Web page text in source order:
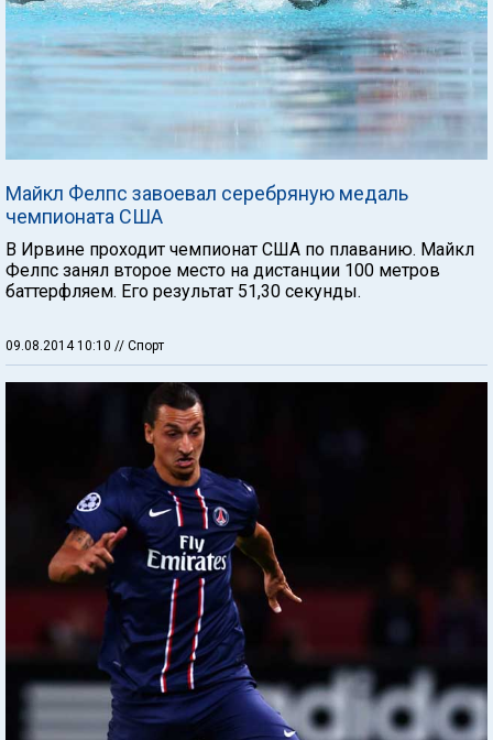
Майкл Фелпс завоевал серебряную медаль
чемпионата США
В Ирвине проходит чемпионат США по плаванию. Майкл
Фелпс занял второе место на дистанции 100 метров
баттерфляем. Его результат 51,30 секунды.
09.08.2014 10:10 // Спорт